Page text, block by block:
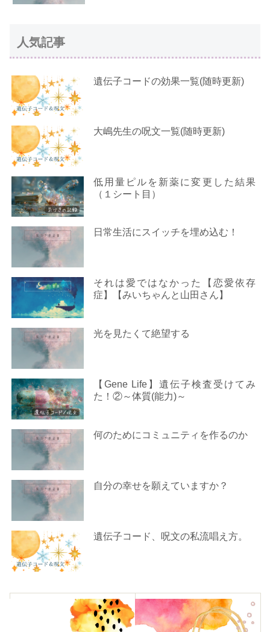
人気記事
遺伝子コードの効果一覧(随時更新)
大嶋先生の呪文一覧(随時更新)
低用量ピルを新薬に変更した結果
（１シート目）
日常生活にスイッチを埋め込む！
それは愛ではなかった【恋愛依存
症】【みいちゃんと山田さん】
光を見たくて絶望する
【Gene Life】遺伝子検査受けてみ
た！②～体質(能力)～
何のためにコミュニティを作るのか
自分の幸せを願えていますか？
遺伝子コード、呪文の私流唱え方。